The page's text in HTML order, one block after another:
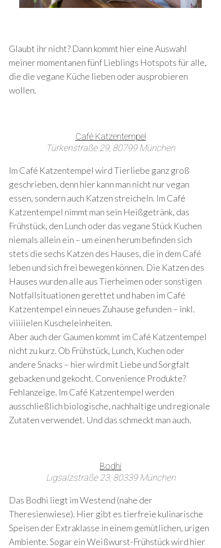
Glaubt ihr nicht? Dann kommt hier eine Auswahl
meiner momentanen fünf Lieblings Hotspots für alle,
die die vegane Küche lieben oder ausprobieren
wollen.
Café Katzentempel
Türkenstraße 29, 80799 München
Im Café Katzentempel wird Tierliebe ganz groß
geschrieben, denn hier kann man nicht nur vegan
essen, sondern auch Katzen streicheln. Im Café
Katzentempel nimmt man sein Heißgetränk, das
Frühstück, den Lunch oder das vegane Stück Kuchen
niemals allein ein – um einen herum befinden sich
stets die sechs Katzen des Hauses, die in dem Café
leben und sich frei bewegen können. Die Katzen des
Hauses wurden alle aus Tierheimen oder sonstigen
Notfallsituationen gerettet und haben im Café
Katzentempel ein neues Zuhause gefunden – inkl.
viiiiielen Kuscheleinheiten.
Aber auch der Gaumen kommt im Café Katzentempel
nicht zu kurz. Ob Frühstück, Lunch, Kuchen oder
andere Snacks – hier wird mit Liebe und Sorgfalt
gebacken und gekocht. Convenience Produkte?
Fehlanzeige. Im Café Katzentempel werden
ausschließlich biologische, nachhaltige und regionale
Zutaten verwendet. Und das schmeckt man auch.
Bodhi
Ligsalzstraße 23, 80339 München
Das Bodhi liegt im Westend (nahe der
Theresienwiese). Hier gibt es tierfreie kulinarische
Speisen der Extraklasse in einem gemütlichen, urigen
Ambiente. Sogar ein Weißwurst-Frühstück wird hier